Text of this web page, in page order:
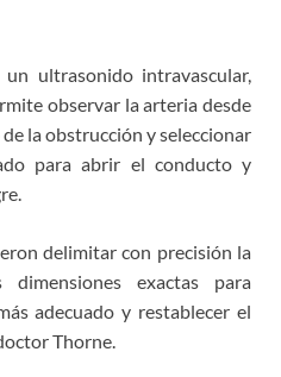
ultrasonido intravascular,
observar la arteria desde
la obstrucción y seleccionar
para abrir el conducto y
delimitar con precisión la
exactas para
adecuado y restablecer el
Thorne.